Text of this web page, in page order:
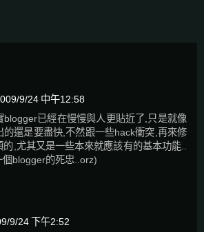
9/24 中午12:58
blogger已經在慢慢與人更貼近了,只是就像
的還是要盡快,不然跟一些hack衝突,再來修
的,尤其又是一些本來就應該有的基本功能..
blogger的死忠..orz)
9/24 下午2:52